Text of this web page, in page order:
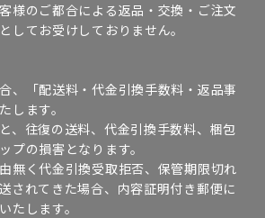
様のご都合による返品・交換・ご注文
してお受けしておりません。
、「配送料・代金引換手数料・返品事
します。
、往復の送料、代金引換手数料、梱包
プの損害となります。
無く代金引換受取拒否、保管期限切れ
されてきた場合、内容証明付き郵便に
たします。